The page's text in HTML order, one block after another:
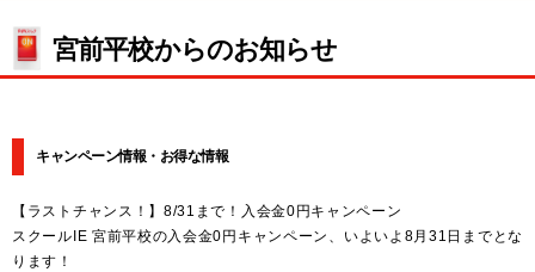
宮前平校からのお知らせ
キャンペーン情報・お得な情報
【ラストチャンス！】8/31まで！入会金0円キャンペーン
スクールIE 宮前平校の入会金0円キャンペーン、いよいよ8月31日までとな
ります！